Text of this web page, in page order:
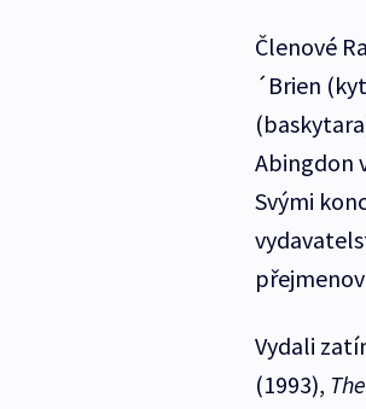
Členové
´Brien
Abingdon
Svými
Vydali
(1993),